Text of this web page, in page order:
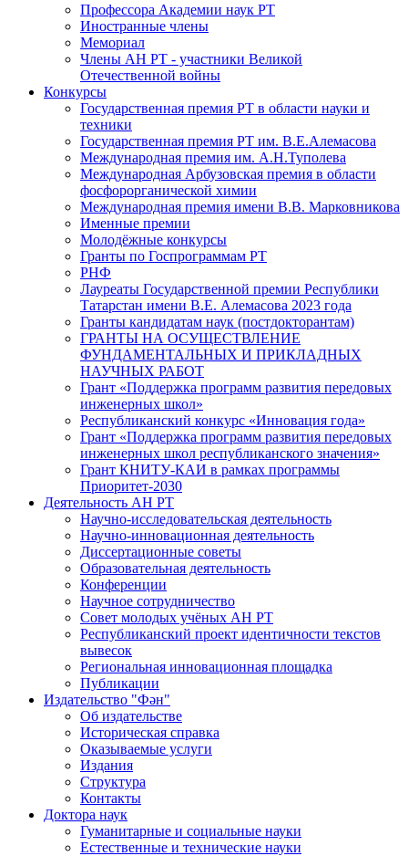
Профессора Академии наук РТ
Иностранные члены
Мемориал
Члены АН РТ - участники Великой
Отечественной войны
Конкурсы
Государственная премия РТ в области науки и
техники
Государственная премия РТ им. В.Е.Алемасова
Международная премия им. А.Н.Туполева
Международная Арбузовская премия в области
фосфорорганической химии
Международная премия имени В.В. Марковникова
Именные премии
Молодёжные конкурсы
Гранты по Госпрограммам РТ
РНФ
Лауреаты Государственной премии Республики
Татарстан имени В.Е. Алемасова 2023 года
Гранты кандидатам наук (постдокторантам)
ГРАНТЫ НА ОСУЩЕСТВЛЕНИЕ
ФУНДАМЕНТАЛЬНЫХ И ПРИКЛАДНЫХ
НАУЧНЫХ РАБОТ
Грант «Поддержка программ развития передовых
инженерных школ»
Республиканский конкурс «Инновация года»
Грант «Поддержка программ развития передовых
инженерных школ республиканского значения»
Грант КНИТУ-КАИ в рамках программы
Приоритет-2030
Деятельность АН РТ
Научно-исследовательская деятельность
Научно-инновационная деятельность
Диссертационные советы
Образовательная деятельность
Конференции
Научное сотрудничество
Совет молодых учёных АН РТ
Республиканский проект идентичности текстов
вывесок
Региональная инновационная площадка
Публикации
Издательство "Фән"
Об издательстве
Историческая справка
Оказываемые услуги
Издания
Структура
Контакты
Доктора наук
Гуманитарные и социальные науки
Естественные и технические науки